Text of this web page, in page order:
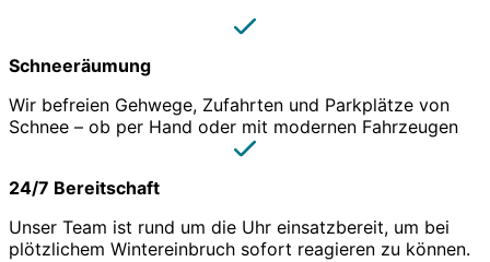
Schneeräumung
Wir befreien Gehwege, Zufahrten und Parkplätze von
Schnee – ob per Hand oder mit modernen Fahrzeugen
24/7 Bereitschaft
Unser Team ist rund um die Uhr einsatzbereit, um bei
plötzlichem Wintereinbruch sofort reagieren zu können.